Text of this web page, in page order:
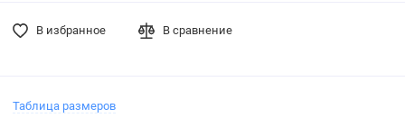
В избранное В сравнение
Таблица размеров